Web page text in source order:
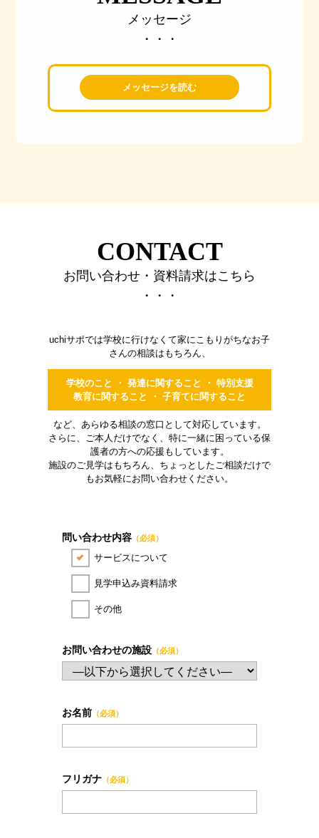
メッセージ
・・・
メッセージを読む
CONTACT
お問い合わせ・資料請求はこちら
・・・
uchiサポでは学校に行けなくて家にこもりがちなお子
さんの相談はもちろん、
学校のこと ・ 発達に関すること ・ 特別支援
教育に関すること ・ 子育てに関すること
など、あらゆる相談の窓口として対応しています。
さらに、ご本人だけでなく、特に一緒に困っている保
護者の方への応援もしています。
施設のご見学はもちろん、ちょっとしたご相談だけで
もお気軽にお問い合わせください。
問い合わせ内容 （必須）
サービスについて
見学申込み資料請求
その他
お問い合わせの施設 （必須）
お名前 （必須）
フリガナ （必須）